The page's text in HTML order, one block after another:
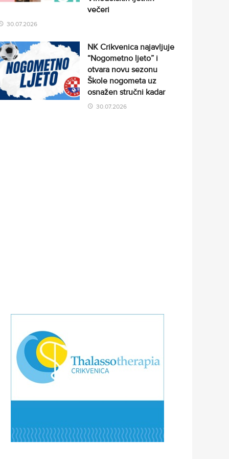
večeri
30.07.2026
NK Crikvenica najavljuje
“Nogometno ljeto” i
otvara novu sezonu
Škole nogometa uz
osnažen stručni kadar
30.07.2026